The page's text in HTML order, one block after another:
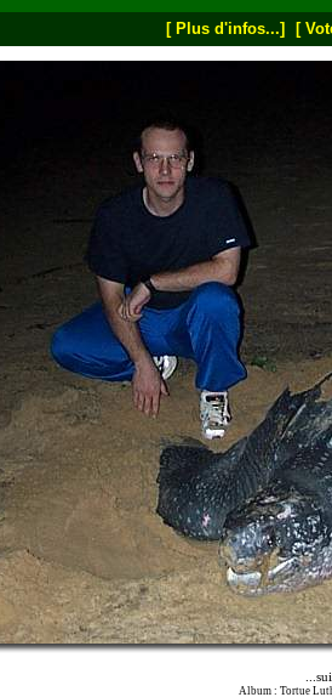
[ Plus d'infos...] [
Album : Tortue